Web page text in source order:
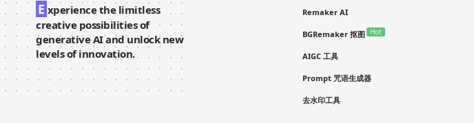
E xperience the limitless
creative possibilities of
generative AI and unlock new
levels of innovation.
Remaker AI
BGRemaker 抠图 Hot
AIGC 工具
Prompt 咒语生成器
去水印工具